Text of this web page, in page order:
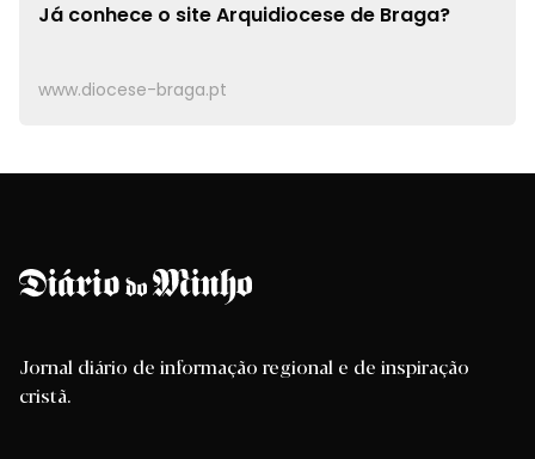
Já conhece o siteArquidiocese de Braga?
www.diocese-braga.pt
Jornal diário de informação regional e de inspiração
cristã.